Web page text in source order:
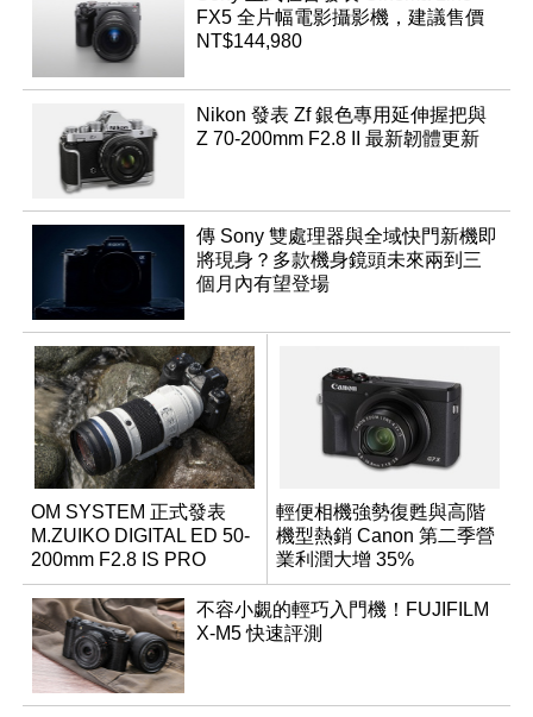
FX5 全片幅電影攝影機，建議售價
NT$144,980
Nikon 發表 Zf 銀色專用延伸握把與
Z 70-200mm F2.8 II 最新韌體更新
傳 Sony 雙處理器與全域快門新機即
將現身？多款機身鏡頭未來兩到三
個月內有望登場
OM SYSTEM 正式發表
M.ZUIKO DIGITAL ED 50-
200mm F2.8 IS PRO
輕便相機強勢復甦與高階
機型熱銷 Canon 第二季營
業利潤大增 35%
不容小覷的輕巧入門機！FUJIFILM
X-M5 快速評測